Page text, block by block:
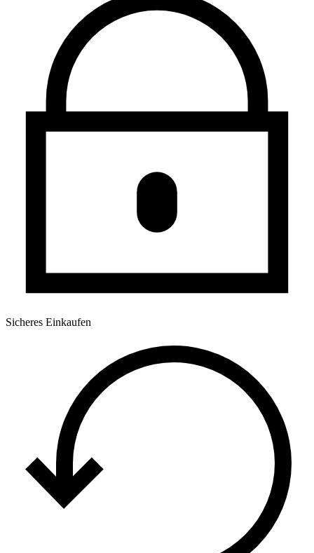
Sicheres Einkaufen